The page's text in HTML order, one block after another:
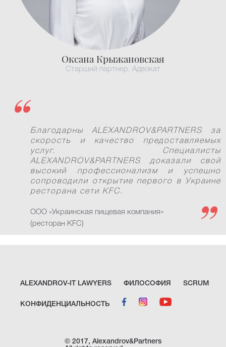
Оксана Крыжановская
Старший партнер. Адвокат
Благодарны ALEXANDROV&PARTNERS за
скорость и качество предоставляемых
услуг. Специалисты
ALEXANDROV&PARTNERS доказали свой
высокий профессионализм и успешно
сопроводили открытие первого в Украине
ресторана сети KFC.
ООО «Украинская пищевая компания»
(ресторан KFC)
ALEXANDROV-IT LAWYERS ФИЛОСОФИЯ SCRUM
КОНФИДЕНЦИАЛЬНОСТЬ
© 2017, Alexandrov&Partners